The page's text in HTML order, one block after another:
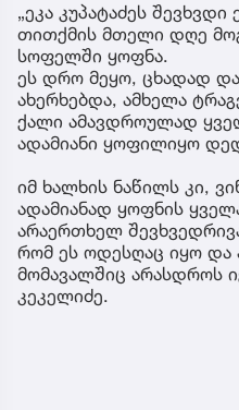
„ეკა კუპატაძეს
თითქმის მთელი დღე
სოფელში ყოფნა.
ეს დრო მეყო, ცხადად
ახერხებდა, ამხელა
ქალი ამავდროულად
ადამიანი ყოფილიყო
იმ ხალხის ნაწილს კი,
ადამიანად ყოფნის
არაერთხელ
რომ ეს ოდესღაც იყო
მომავალშიც არასდროს
კეკელიძე.